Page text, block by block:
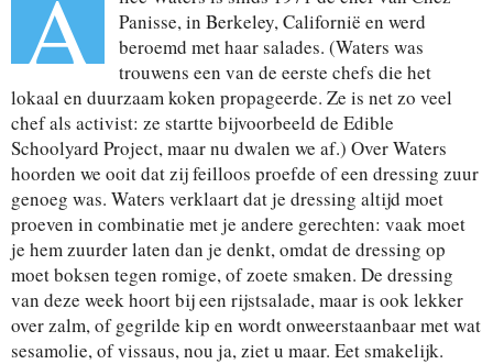
A
Panisse, in Berkeley, Californië en werd
beroemd met haar salades. (Waters was
trouwens een van de eerste chefs die het
lokaal en duurzaam koken propageerde. Ze is net zo veel
chef als activist: ze startte bijvoorbeeld de Edible
Schoolyard Project, maar nu dwalen we af.) Over Waters
hoorden we ooit dat zij feilloos proefde of een dressing zuur
genoeg was. Waters verklaart dat je dressing altijd moet
proeven in combinatie met je andere gerechten: vaak moet
je hem zuurder laten dan je denkt, omdat de dressing op
moet boksen tegen romige, of zoete smaken. De dressing
van deze week hoort bij een rijstsalade, maar is ook lekker
over zalm, of gegrilde kip en wordt onweerstaanbaar met wat
sesamolie, of vissaus, nou ja, ziet u maar. Eet smakelijk.